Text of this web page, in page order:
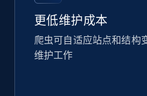
更低维护成本
爬虫可自适应站点和结构
维护工作